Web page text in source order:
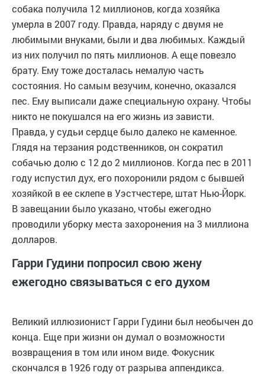
собака получила 12 миллионов, когда хозяйка
умерла в 2007 году. Правда, наряду с двумя не
любимыми внуками, были и два любимых. Каждый
из них получил по пять миллионов. А еще повезло
брату. Ему тоже досталась немалую часть
состояния. Но самым везучим, конечно, оказался
пес. Ему выписали даже специальную охрану. Чтобы
никто не покушался на его жизнь из зависти.
Правда, у судьи сердце было далеко не каменное.
Глядя на терзания родственников, он сократил
собачью долю с 12 до 2 миллионов. Когда пес в 2011
году испустил дух, его похоронили рядом с бывшей
хозяйкой в ее склепе в Уэстчестере, штат Нью-Йорк.
В завещании было указано, чтобы ежегодно
проводили уборку места захоронения на 3 миллиона
долларов.
Гарри Гудини попросил свою жену
ежегодно связываться с его духом
Великий иллюзионист Гарри Гудини был необычен до
конца. Еще при жизни он думал о возможности
возвращения в том или ином виде. Фокусник
скончался в 1926 году от разрыва аппендикса.